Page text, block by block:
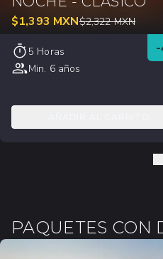
$1,393 MXN$2,322 MXN
-
5 Horas
Min. 6 años
PAQUETES CON